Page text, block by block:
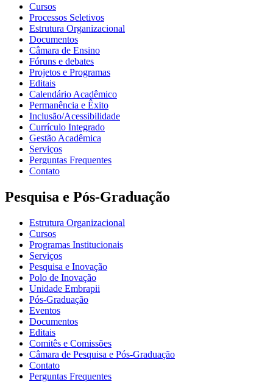
Cursos
Processos Seletivos
Estrutura Organizacional
Documentos
Câmara de Ensino
Fóruns e debates
Projetos e Programas
Editais
Calendário Acadêmico
Permanência e Êxito
Inclusão/Acessibilidade
Currículo Integrado
Gestão Acadêmica
Serviços
Perguntas Frequentes
Contato
Pesquisa e Pós-Graduação
Estrutura Organizacional
Cursos
Programas Institucionais
Serviços
Pesquisa e Inovação
Polo de Inovação
Unidade Embrapii
Pós-Graduação
Eventos
Documentos
Editais
Comitês e Comissões
Câmara de Pesquisa e Pós-Graduação
Contato
Perguntas Frequentes